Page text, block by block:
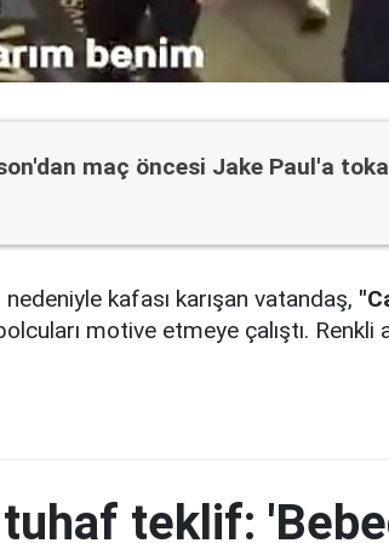
maç öncesi Jake Paul'a
nedeniyle kafası karışan vatandaş,
motive etmeye çalıştı.
teklif: